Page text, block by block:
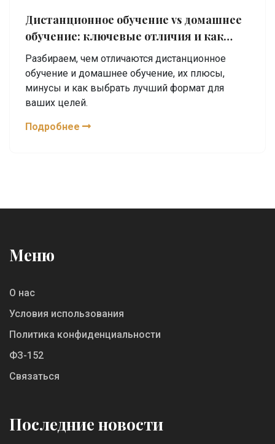
Дистанционное обучение vs домашнее
обучение: ключевые отличия и как
выбрать
Разбираем, чем отличаются дистанционное
обучение и домашнее обучение, их плюсы,
минусы и как выбрать лучший формат для
ваших целей.
Подробнее
Меню
О нас
Условия использования
Политика конфиденциальности
ФЗ-152
Связаться
Последние новости